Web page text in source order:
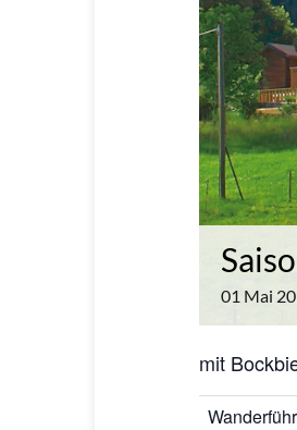
01 Mai
mit